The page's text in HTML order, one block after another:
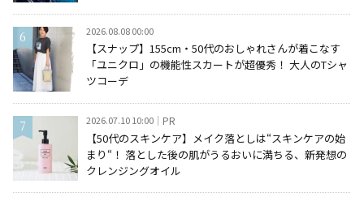
2026.08.08 00:00
【スナップ】155cm・50代のおしゃれさんが着こなす
「ユニクロ」の機能性スカートが超優秀！ 大人のTシャ
ツコーデ
2026.07.10 10:00 PR
【50代のスキンケア】メイク落としは“スキンケアの始
まり“！ 落とした後の肌がうるおいに満ちる、新発想の
クレンジングオイル